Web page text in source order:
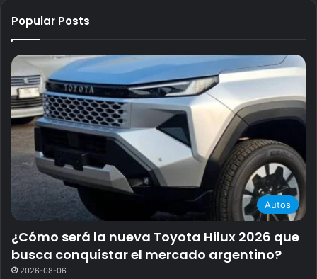
Popular Posts
Autos
¿Cómo será la nueva Toyota Hilux 2026 que
busca conquistar el mercado argentino?
2026-08-06